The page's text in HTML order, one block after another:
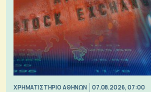
XΡΗΜΑΤΙΣΤΗΡΙΟ ΑΘΗΝΩΝ 07.08.2026, 07:00